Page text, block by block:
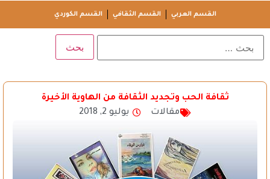
القسم العربي القسم الثقافي القسم الكوردي
ثقافة الحب وتجديد الثقافة من الهاوية الأخيرة
مقالات
يوليو 2, 2018